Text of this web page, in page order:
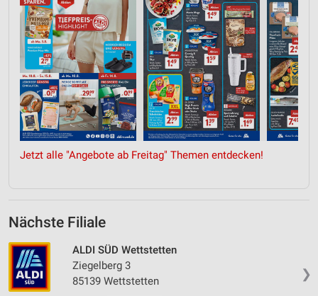
Jetzt alle "Angebote ab Freitag" Themen entdecken!
Nächste Filiale
❯
ALDI SÜD Wettstetten
Ziegelberg 3
85139 Wettstetten